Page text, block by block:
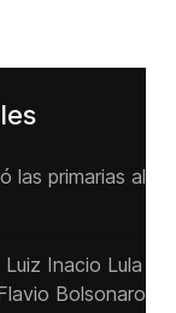
las primarias al
Inacio Lula
Bolsonaro